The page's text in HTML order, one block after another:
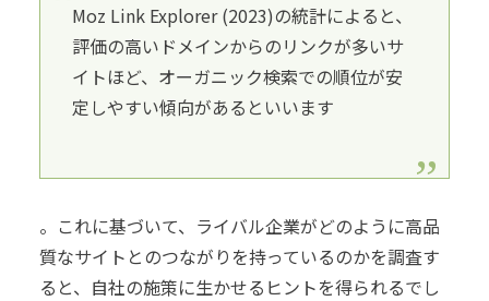
Moz Link Explorer (2023)の統計によると、
評価の高いドメインからのリンクが多いサ
イトほど、オーガニック検索での順位が安
定しやすい傾向があるといいます
。これに基づいて、ライバル企業がどのように高品
質なサイトとのつながりを持っているのかを調査す
ると、自社の施策に生かせるヒントを得られるでし